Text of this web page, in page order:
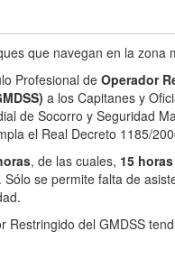
que navegan en la zona
Profesional de Operador
a los Capitanes y
de Socorro y Seguridad
el Real Decreto 1185/
, de las cuales, 15 horas
Sólo se permite falta de
Restringido del GMDSS